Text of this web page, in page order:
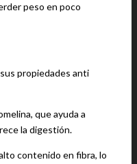
peso en poco
propiedades anti
que ayuda a
la digestión.
contenido en fibra, lo